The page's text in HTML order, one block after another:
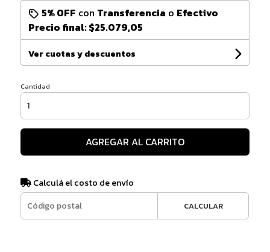
5% OFF con Transferencia o Efectivo
Precio final:$25.079,05
Ver cuotas y descuentos
Cantidad
AGREGAR AL CARRITO
Calculá el costo de envío
CALCULAR